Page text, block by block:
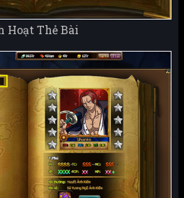
Hoạt Thẻ Bài